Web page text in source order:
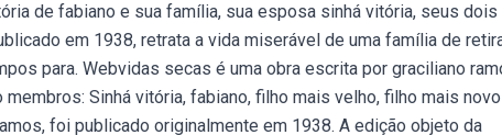
de fabiano e sua família, sua esposa sinhá vitória, seus
em 1938, retrata a vida miserável de uma família de
para. Webvidas secas é uma obra escrita por graciliano
Sinhá vitória, fabiano, filho mais velho, filho mais
foi publicado originalmente em 1938. A edição objeto da